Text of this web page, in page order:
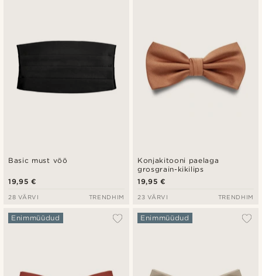
Basic must vöö
19,95 €
28 VÄRVI TRENDHIM
Konjakitooni paelaga
grosgrain-kikilips
19,95 €
23 VÄRVI TRENDHIM
Enimmüüdud Enimmüüdud